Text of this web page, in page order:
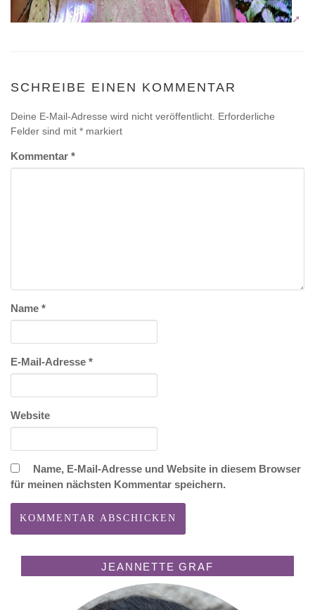
SCHREIBE EINEN KOMMENTAR
Deine E-Mail-Adresse wird nicht veröffentlicht. Erforderliche
Felder sind mit * markiert
Kommentar *
Name *
E-Mail-Adresse *
Website
Name, E-Mail-Adresse und Website in diesem Browser
für meinen nächsten Kommentar speichern.
JEANNETTE GRAF